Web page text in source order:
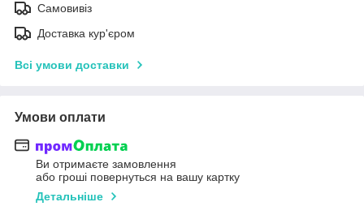
Самовивіз
Доставка кур'єром
Всі умови доставки
Умови оплати
Ви отримаєте замовлення
або гроші повернуться на вашу картку
Детальніше